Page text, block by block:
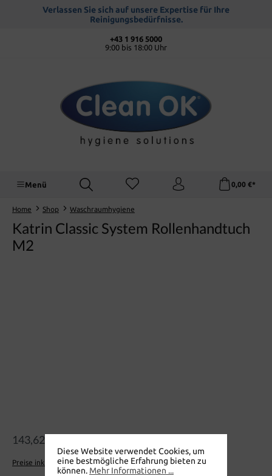
springenVerlassen Sie sich auf unsere Expertise für Ihre
Reinigungsbedürfnisse.
+43 1 916 5000
9:00 bis 18:00 Uhr
Menü 0,00 €*
Home Shop Waschraumhygiene
Katrin Classic System Rollenhandtuch
M2
143,62 €
Preise inkl. MwSt. zzgl. Versandkosten
Diese Website verwendet Cookies, um
eine bestmögliche Erfahrung bieten zu
können. Mehr Informationen ...